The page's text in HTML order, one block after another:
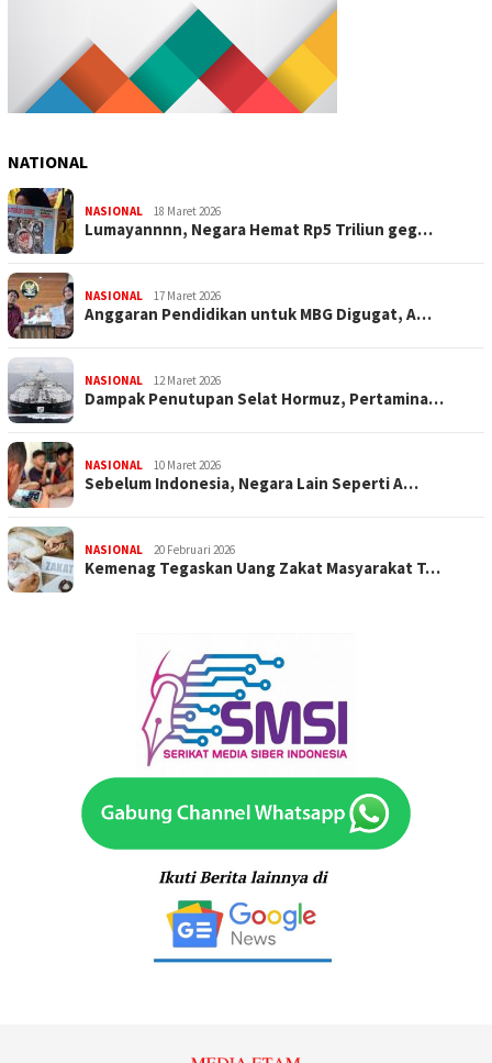
NATIONAL
NASIONAL 18 Maret 2026
Lumayannnn, Negara Hemat Rp5 Triliun geg…
NASIONAL 17 Maret 2026
Anggaran Pendidikan untuk MBG Digugat, A…
NASIONAL 12 Maret 2026
Dampak Penutupan Selat Hormuz, Pertamina…
NASIONAL 10 Maret 2026
Sebelum Indonesia, Negara Lain Seperti A…
NASIONAL 20 Februari 2026
Kemenag Tegaskan Uang Zakat Masyarakat T…